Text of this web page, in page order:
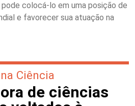
colocá-lo em uma posição de
e favorecer sua atuação na
Ciência
de ciências